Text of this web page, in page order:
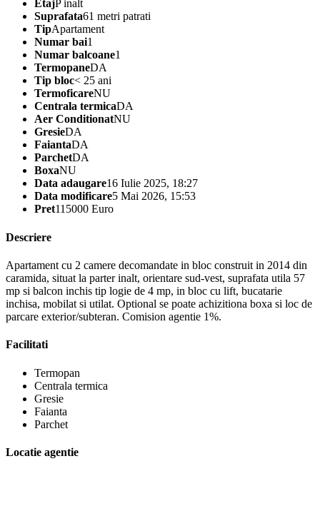
EtajP inalt
Suprafata61 metri patrati
TipApartament
Numar bai1
Numar balcoane1
TermopaneDA
Tip bloc< 25 ani
TermoficareNU
Centrala termicaDA
Aer ConditionatNU
GresieDA
FaiantaDA
ParchetDA
BoxaNU
Data adaugare16 Iulie 2025, 18:27
Data modificare5 Mai 2026, 15:53
Pret115000 Euro
Descriere
Apartament cu 2 camere decomandate in bloc construit in 2014 din
caramida, situat la parter inalt, orientare sud-vest, suprafata utila 57
mp si balcon inchis tip logie de 4 mp, in bloc cu lift, bucatarie
inchisa, mobilat si utilat. Optional se poate achizitiona boxa si loc de
parcare exterior/subteran. Comision agentie 1%.
Facilitati
Termopan
Centrala termica
Gresie
Faianta
Parchet
Locatie agentie